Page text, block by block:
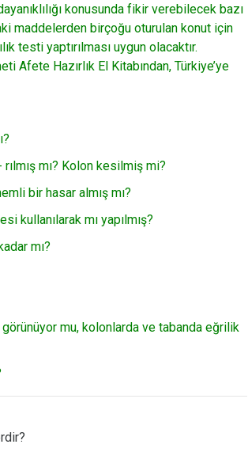
konusunda fikir verebilecek bazı
maddelerden birçoğu oturulan konut için
testi yaptırılması uygun olacaktır.
Afete Hazırlık El Kitabından, Türkiye’ye
mı? Kolon kesilmiş mi?
bir hasar almış mı?
kullanılarak mı yapılmış?
mı?
mu, kolonlarda ve tabanda eğrilik